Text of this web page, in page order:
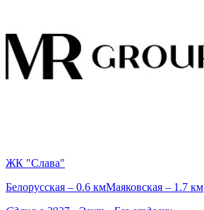
ЖК "Слава"
Белорусская – 0.6 кмМаяковская – 1.7 км